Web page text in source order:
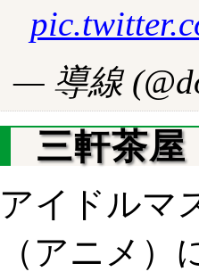
— 導線
三軒茶屋
アイドルマ
（アニメ